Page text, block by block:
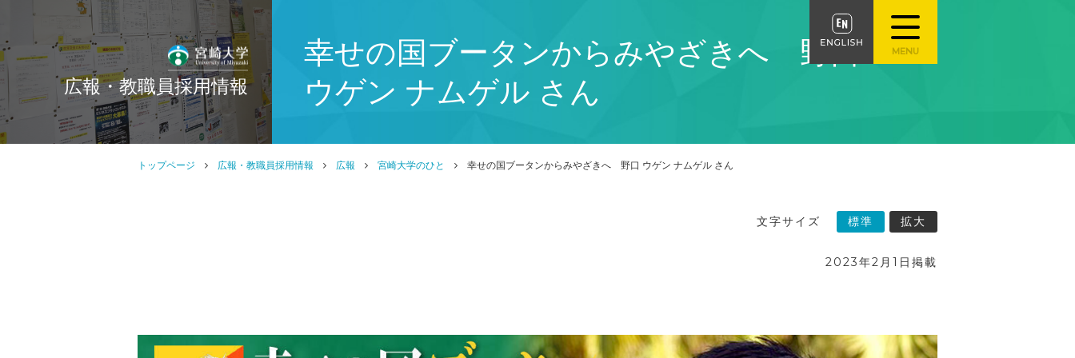
広報・教職員採用情報
幸せの国ブータンからみやざきへ 野口
ウゲン ナムゲル さん
トップページ 広報・教職員採用情報 広報 宮崎大学のひと 幸せの国ブータンからみやざきへ 野口 ウゲン ナムゲル さん
2023年2月1日掲載
文字サイズ 標準 拡大